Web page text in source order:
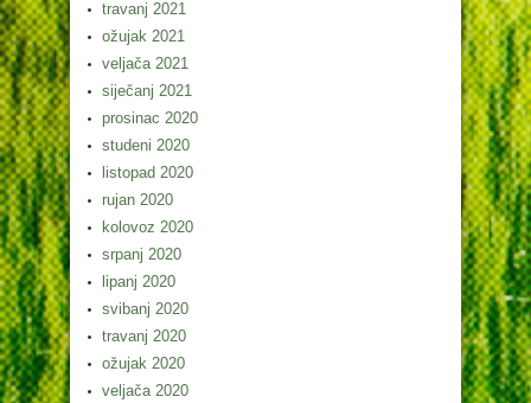
travanj 2021
ožujak 2021
veljača 2021
siječanj 2021
prosinac 2020
studeni 2020
listopad 2020
rujan 2020
kolovoz 2020
srpanj 2020
lipanj 2020
svibanj 2020
travanj 2020
ožujak 2020
veljača 2020